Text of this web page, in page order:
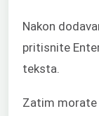
Nakon
pritisnite
teksta.
Zatim morate